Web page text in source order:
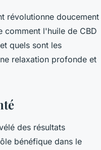
révolutionne doucement
comment l'huile de CBD
quels sont les
relaxation profonde et
des résultats
bénéfique dans le